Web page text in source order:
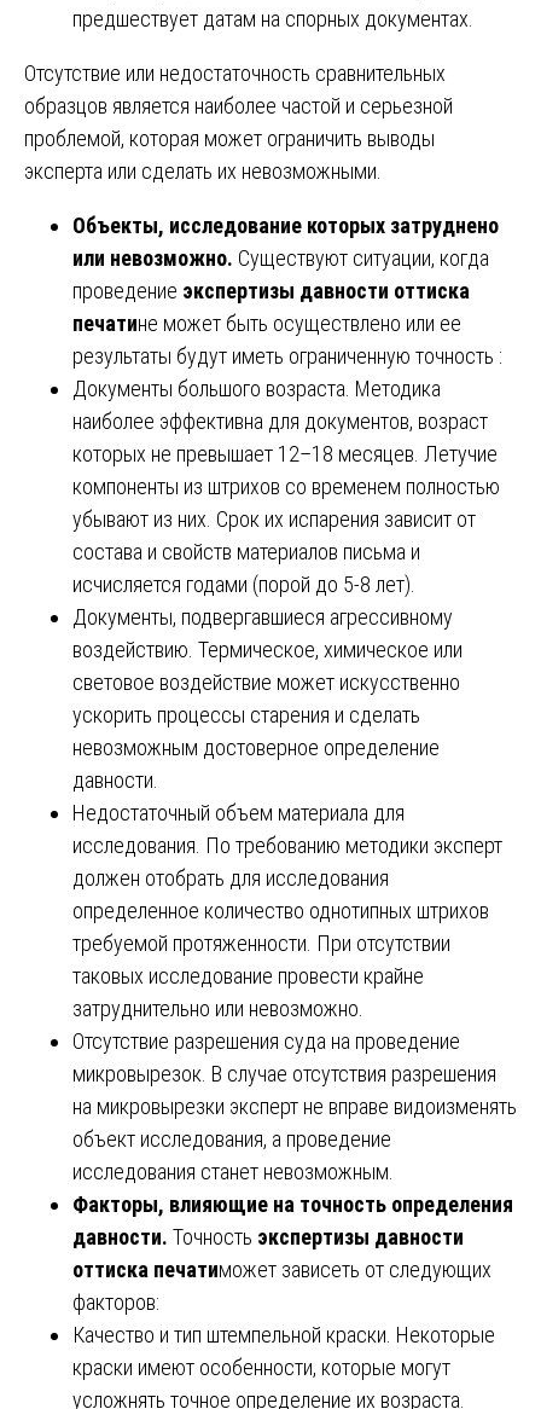
предшествует датам на спорных документах.
Отсутствие или недостаточность сравнительных
образцов является наиболее частой и серьезной
проблемой, которая может ограничить выводы
эксперта или сделать их невозможными.
Объекты, исследование которых затруднено
или невозможно. Существуют ситуации, когда
проведение экспертизы давности оттиска
печатине может быть осуществлено или ее
результаты будут иметь ограниченную точность :
Документы большого возраста. Методика
наиболее эффективна для документов, возраст
которых не превышает 12–18 месяцев. Летучие
компоненты из штрихов со временем полностью
убывают из них. Срок их испарения зависит от
состава и свойств материалов письма и
исчисляется годами (порой до 5-8 лет).
Документы, подвергавшиеся агрессивному
воздействию. Термическое, химическое или
световое воздействие может искусственно
ускорить процессы старения и сделать
невозможным достоверное определение
давности.
Недостаточный объем материала для
исследования. По требованию методики эксперт
должен отобрать для исследования
определенное количество однотипных штрихов
требуемой протяженности. При отсутствии
таковых исследование провести крайне
затруднительно или невозможно.
Отсутствие разрешения суда на проведение
микровырезок. В случае отсутствия разрешения
на микровырезки эксперт не вправе видоизменять
объект исследования, а проведение
исследования станет невозможным.
Факторы, влияющие на точность определения
давности. Точность экспертизы давности
оттиска печатиможет зависеть от следующих
факторов:
Качество и тип штемпельной краски. Некоторые
краски имеют особенности, которые могут
усложнять точное определение их возраста.